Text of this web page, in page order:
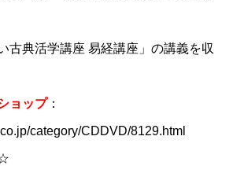
古典活学講座 易経講座」の講義を収
ョップ：
category/CDDVD/8129.html